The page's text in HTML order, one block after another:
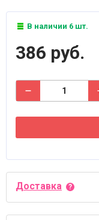
В наличии 6 шт.
386 руб.
Доставка